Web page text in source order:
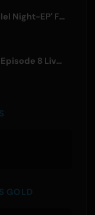
BILLY BOO Releases 'Parallel Night-EP' Featuring TV Drama Theme Song
BanG Dream! Yume∞Mita Episode 8 Live Clip Released
GOLD